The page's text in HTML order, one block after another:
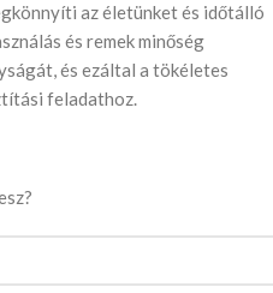
az életünket és időtálló
és remek minőség
és ezáltal a tökéletes
feladathoz.